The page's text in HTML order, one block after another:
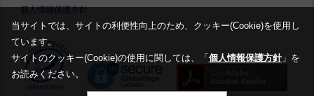
個人情報保護方針
当サイトでは、サイトの利便性向上のため、クッキー(Cookie)を使用し
ています。
サイトのクッキー(Cookie)の使用に関しては、「 個人情報保護方針」を
お読みください。